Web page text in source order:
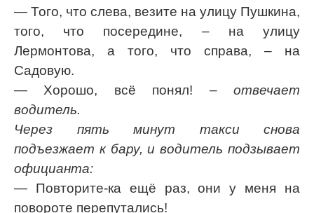
— Того, что слева, везите на улицу Пушкина,
того, что посередине, – на улицу
Лермонтова, а того, что справа, – на
Садовую.
— Хорошо, всё понял! – отвечает
водитель.
Через пять минут такси снова
подъезжает к бару, и водитель подзывает
официанта:
— Повторите-ка ещё раз, они у меня на
повороте перепутались!